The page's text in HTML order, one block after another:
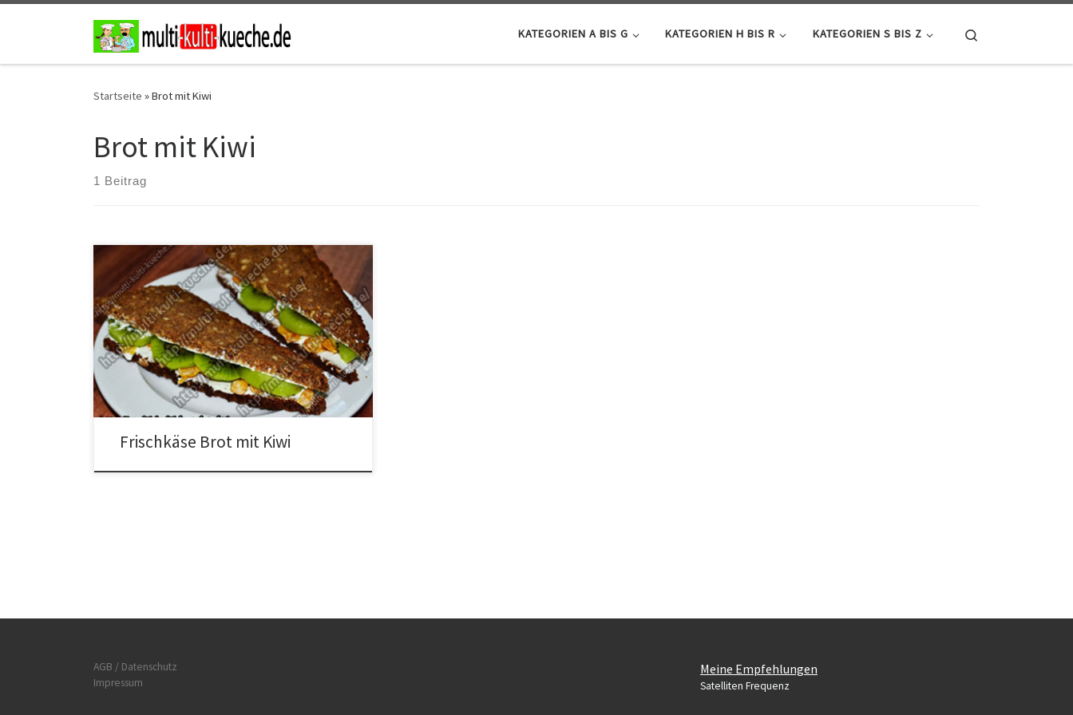
Zum Inhalt springen
KATEGORIEN A BIS G KATEGORIEN H BIS R KATEGORIEN S BIS Z
Startseite »Brot mit Kiwi
Brot mit Kiwi
1 Beitrag
Zutaten für Frischkäse Brot mit Kiwi 2 Scheiben
Sonnenblumenkernbrot40g Frischkäseetwas
Cornflakes1 Kiwi Zubereitung für Frischkäse Brot mit
Kiwi Die Kiwi schälen und in Scheiben schneiden. Die
Brote nun mit dem Frischkäse bestreichen und in
Dreiecke schneiden. Etwas Cornflakes und die Kiwi
Scheiben drauf verteilen. Nun die anderen
Brotscheiben drauf legen […]
Frischkäse Brot mit Kiwi
AGB / Datenschutz
Impressum
Meine Empfehlungen
Satelliten Frequenz